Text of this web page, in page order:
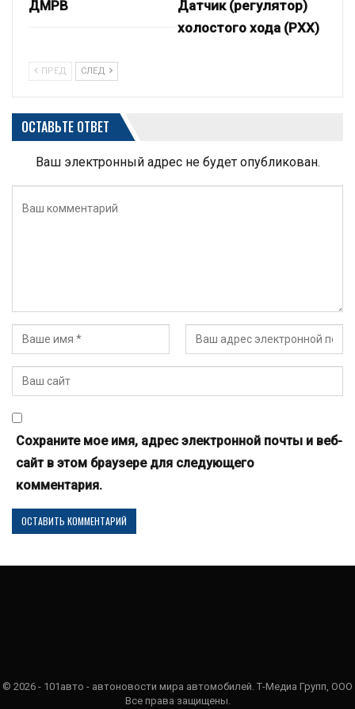
ДМРВ
Датчик (регулятор)
холостого хода (РХХ)
ПРЕД СЛЕД
ОСТАВЬТЕ ОТВЕТ
Ваш электронный адрес не будет опубликован.
Сохраните мое имя, адрес электронной почты и веб-
сайт в этом браузере для следующего
комментария.
© 2026 - 101авто - автоновости мира автомобилей. Т-Медиа Групп, ООО
Все права защищены.